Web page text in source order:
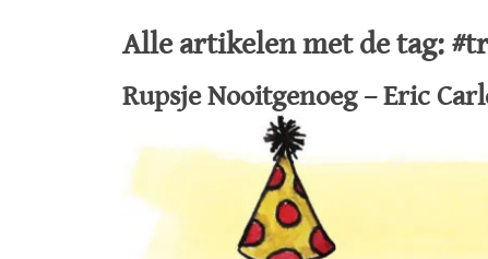
Alle artikelen met de tag:
Rupsje Nooitgenoeg – Eric